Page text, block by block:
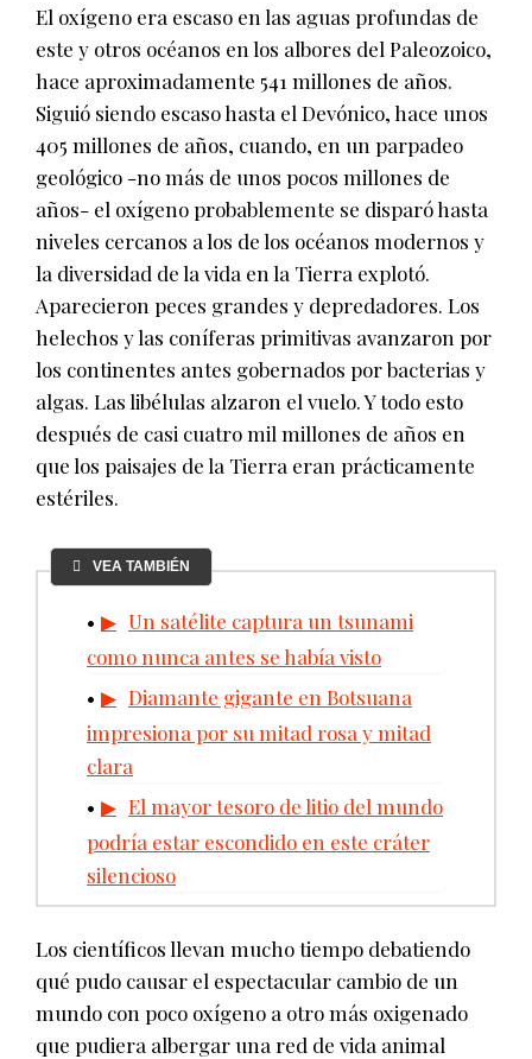
El oxígeno era escaso en las aguas profundas de
este y otros océanos en los albores del Paleozoico,
hace aproximadamente 541 millones de años.
Siguió siendo escaso hasta el Devónico, hace unos
405 millones de años, cuando, en un parpadeo
geológico -no más de unos pocos millones de
años- el oxígeno probablemente se disparó hasta
niveles cercanos a los de los océanos modernos y
la diversidad de la vida en la Tierra explotó.
Aparecieron peces grandes y depredadores. Los
helechos y las coníferas primitivas avanzaron por
los continentes antes gobernados por bacterias y
algas. Las libélulas alzaron el vuelo. Y todo esto
después de casi cuatro mil millones de años en
que los paisajes de la Tierra eran prácticamente
estériles.
VEA TAMBIÉN
Un satélite captura un tsunami
como nunca antes se había visto
Diamante gigante en Botsuana
impresiona por su mitad rosa y mitad
clara
El mayor tesoro de litio del mundo
podría estar escondido en este cráter
silencioso
Los científicos llevan mucho tiempo debatiendo
qué pudo causar el espectacular cambio de un
mundo con poco oxígeno a otro más oxigenado
que pudiera albergar una red de vida animal